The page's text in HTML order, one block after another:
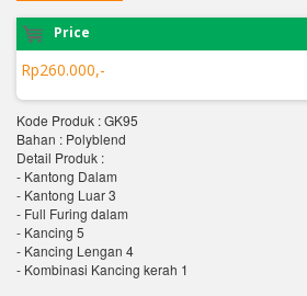
Price
Rp260.000,-
Kode Produk : GK95
Bahan : Polyblend
Detail Produk :
- Kantong Dalam
- Kantong Luar 3
- Full Furing dalam
- Kancing 5
- Kancing Lengan 4
- Kombinasi Kancing kerah 1